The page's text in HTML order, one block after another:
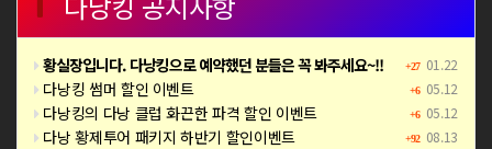
+27 01.22
황실장입니다. 다낭킹으로 예약했던 분들은 꼭 봐주세요~!!
+6 05.12
다낭킹 썸머 할인 이벤트
+6 05.12
다낭킹의 다낭 클럽 화끈한 파격 할인 이벤트
+92 08.13
다낭 황제투어 패키지 하반기 할인이벤트